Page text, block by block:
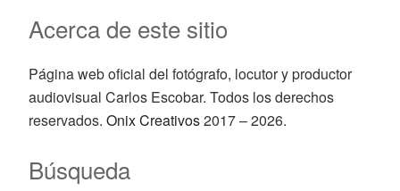
Acerca de este sitio
Página web oficial del fotógrafo, locutor y productor
audiovisual Carlos Escobar. Todos los derechos
reservados. Onix Creativos2017 – 2026.
Búsqueda